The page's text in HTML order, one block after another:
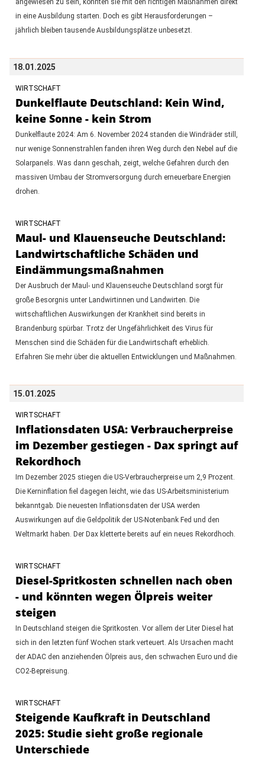
angewiesen zu sein, könnten sie mit den richtigen Maßnahmen direkt
in eine Ausbildung starten. Doch es gibt Herausforderungen –
jährlich bleiben tausende Ausbildungsplätze unbesetzt.
18.01.2025
WIRTSCHAFT
Dunkelflaute Deutschland: Kein Wind,
keine Sonne - kein Strom
Dunkelflaute 2024: Am 6. November 2024 standen die Windräder still,
nur wenige Sonnenstrahlen fanden ihren Weg durch den Nebel auf die
Solarpanels. Was dann geschah, zeigt, welche Gefahren durch den
massiven Umbau der Stromversorgung durch erneuerbare Energien
drohen.
WIRTSCHAFT
Maul- und Klauenseuche Deutschland:
Landwirtschaftliche Schäden und
Eindämmungsmaßnahmen
Der Ausbruch der Maul- und Klauenseuche Deutschland sorgt für
große Besorgnis unter Landwirtinnen und Landwirten. Die
wirtschaftlichen Auswirkungen der Krankheit sind bereits in
Brandenburg spürbar. Trotz der Ungefährlichkeit des Virus für
Menschen sind die Schäden für die Landwirtschaft erheblich.
Erfahren Sie mehr über die aktuellen Entwicklungen und Maßnahmen.
15.01.2025
WIRTSCHAFT
Inflationsdaten USA: Verbraucherpreise
im Dezember gestiegen - Dax springt auf
Rekordhoch
Im Dezember 2025 stiegen die US-Verbraucherpreise um 2,9 Prozent.
Die Kerninflation fiel dagegen leicht, wie das US-Arbeitsministerium
bekanntgab. Die neuesten Inflationsdaten der USA werden
Auswirkungen auf die Geldpolitik der US-Notenbank Fed und den
Weltmarkt haben. Der Dax kletterte bereits auf ein neues Rekordhoch.
WIRTSCHAFT
Diesel-Spritkosten schnellen nach oben
- und könnten wegen Ölpreis weiter
steigen
In Deutschland steigen die Spritkosten. Vor allem der Liter Diesel hat
sich in den letzten fünf Wochen stark verteuert. Als Ursachen macht
der ADAC den anziehenden Ölpreis aus, den schwachen Euro und die
CO2-Bepreisung.
WIRTSCHAFT
Steigende Kaufkraft in Deutschland
2025: Studie sieht große regionale
Unterschiede